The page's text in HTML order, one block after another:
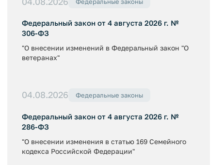
Федеральный закон от 4 августа 2026 г. №
306-ФЗ
"О внесении изменений в Федеральный закон "О
ветеранах"
04.08.2026 Федеральные законы
Федеральный закон от 4 августа 2026 г. №
286-ФЗ
"О внесении изменения в статью 169 Семейного
кодекса Российской Федерации"